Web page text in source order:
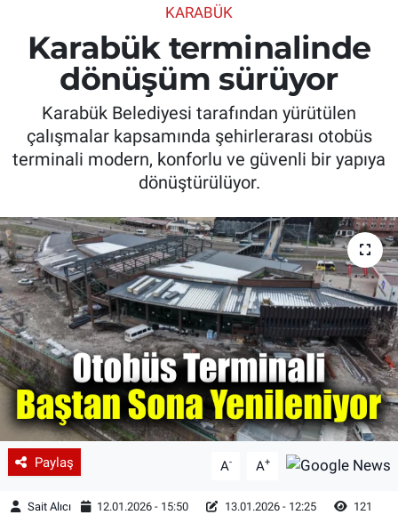
KARABÜK
Karabük terminalinde
dönüşüm sürüyor
Karabük Belediyesi tarafından yürütülen
çalışmalar kapsamında şehirlerarası otobüs
terminali modern, konforlu ve güvenli bir yapıya
dönüştürülüyor.
Paylaş A- A+
Sait Alıcı 12.01.2026 - 15:50 13.01.2026 - 12:25
121